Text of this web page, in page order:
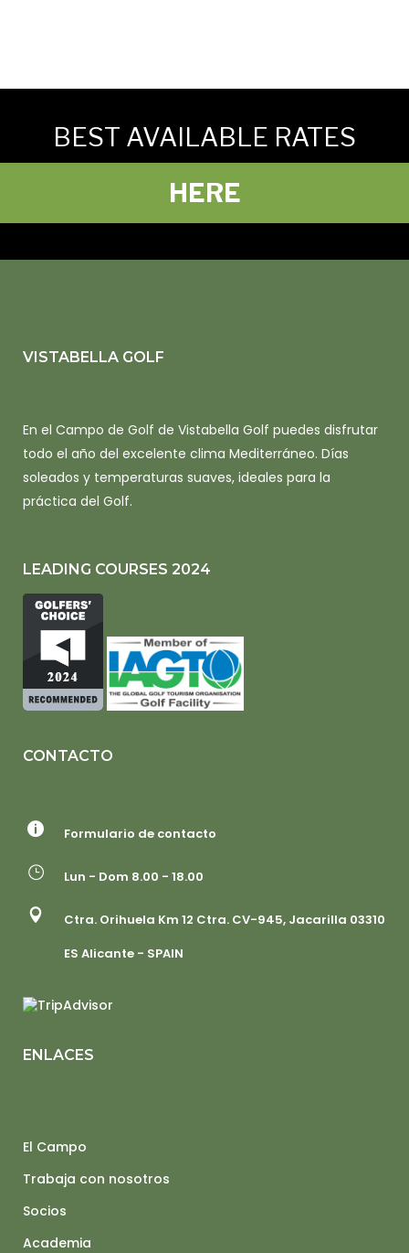
BEST AVAILABLE RATES
HERE
VISTABELLA GOLF
En el Campo de Golf de Vistabella Golf puedes disfrutar
todo el año del excelente clima Mediterráneo. Días
soleados y temperaturas suaves, ideales para la
práctica del Golf.
LEADING COURSES 2024
CONTACTO
Formulario de contacto
Lun - Dom 8.00 - 18.00
Ctra. Orihuela Km 12 Ctra. CV-945, Jacarilla 03310
ES Alicante - SPAIN
ENLACES
El Campo
Trabaja con nosotros
Socios
Academia